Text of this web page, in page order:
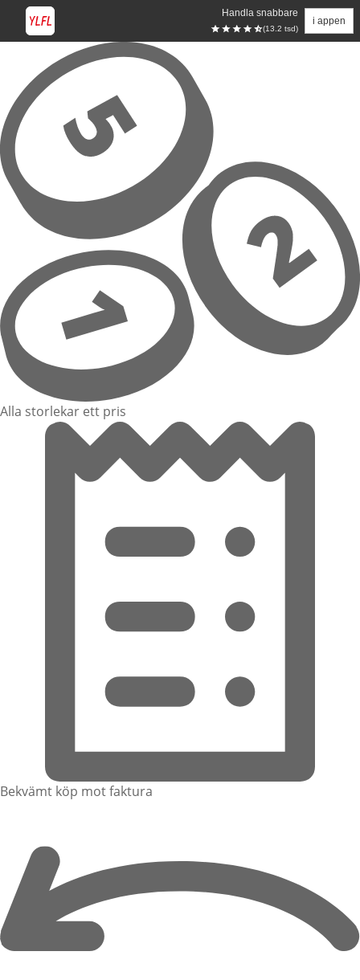
Handla snabbare
(13.2 tsd)
i appen
Hoppa till huvudinnehåll
Alla storlekar ett pris
Bekvämt köp mot faktura